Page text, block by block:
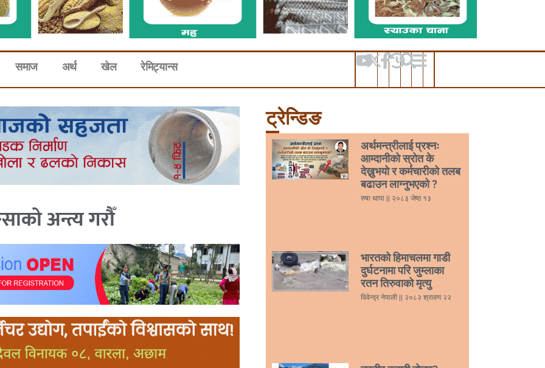
समाज अर्थ खेल रेमिट्यान्स
अन्त्य गरौँ
ट्रेन्डिङ
अर्थमन्त्रीलाई प्रश्नः
आम्दानीको स्रोत के
देख्नुभयो र कर्मचारीको तलब
बढाउन लाग्नुभएको ?
रुषा थापा २०८३ जेष्ठ १३
भारतको हिमाचलमा गाडी
दुर्घटनामा परि जुम्लाका
रतन तिरुवाको मृत्यु
विवेन्द्र नेपाली २०८२ श्रावण २२